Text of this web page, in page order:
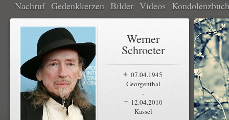
Nachruf Gedenkkerzen Bilder Videos Kondolenzbuch
Werner
Schroeter
07.04.1945
Georgenthal
-
12.04.2010
Kassel